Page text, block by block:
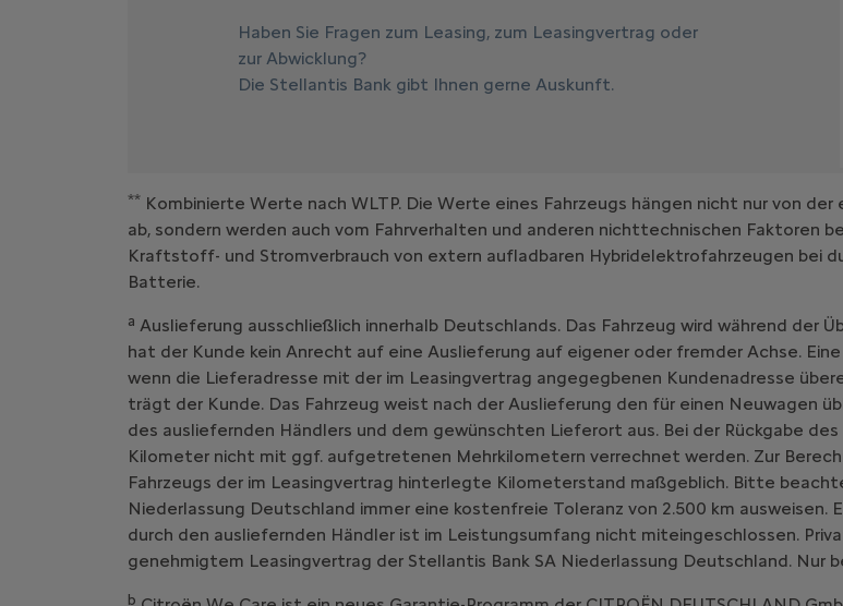
Haben Sie Fragen zum Leasing, zum Leasingvertrag oder
zur Abwicklung?
Die Stellantis Bank gibt Ihnen gerne Auskunft.
** Kombinierte Werte nach WLTP. Die Werte eines Fahrzeugs hängen nicht nur von
ab, sondern werden auch vom Fahrverhalten und anderen nichttechnischen
Kraftstoff- und Stromverbrauch von extern aufladbaren Hybridelektrofahrzeugen bei
Batterie.
a Auslieferung ausschließlich innerhalb Deutschlands. Das Fahrzeug wird während der
hat der Kunde kein Anrecht auf eine Auslieferung auf eigener oder fremder Achse.
wenn die Lieferadresse mit der im Leasingvertrag angegegbenen Kundenadresse
trägt der Kunde. Das Fahrzeug weist nach der Auslieferung den für einen Neuwagen
des ausliefernden Händlers und dem gewünschten Lieferort aus. Bei der Rückgabe
Kilometer nicht mit ggf. aufgetretenen Mehrkilometern verrechnet werden. Zur
Fahrzeugs der im Leasingvertrag hinterlegte Kilometerstand maßgeblich. Bitte
Niederlassung Deutschland immer eine kostenfreie Toleranz von 2.500 km ausweisen.
durch den ausliefernden Händler ist im Leistungsumfang nicht miteingeschlossen.
genehmigtem Leasingvertrag der Stellantis Bank SA Niederlassung Deutschland. Nur
b